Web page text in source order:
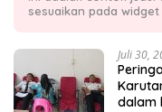
sesuaikan pada widget
Juli 30,
dalam